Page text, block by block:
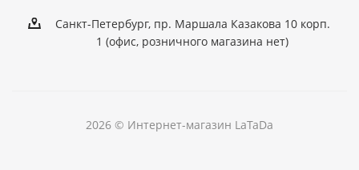
Санкт-Петербург, пр. Маршала Казакова 10 корп.
1 (офис, розничного магазина нет)
2026 © Интернет-магазин LaTaDa